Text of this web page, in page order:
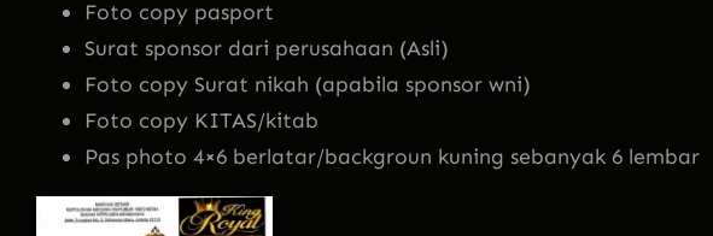
Foto copy pasport
Surat sponsor dari perusahaan (Asli)
Foto copy Surat nikah (apabila sponsor wni)
Foto copy KITAS/kitab
Pas photo 4×6 berlatar/backgroun kuning sebanyak 6 lembar